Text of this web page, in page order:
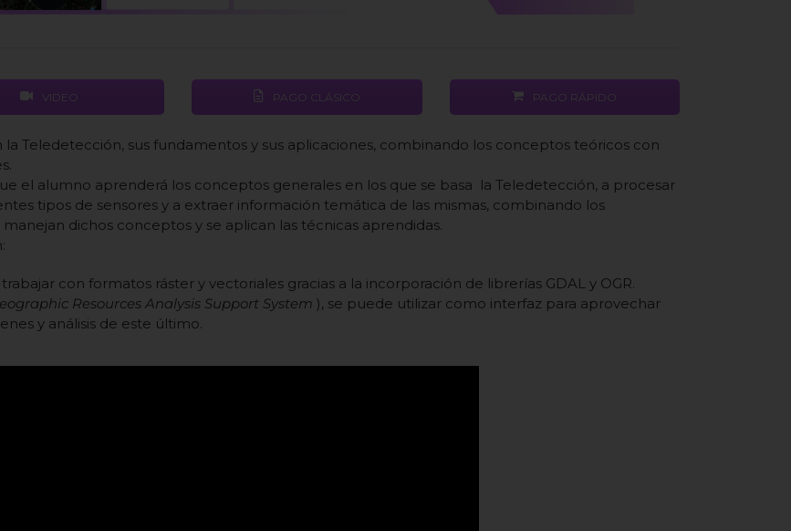
VIDEO PAGO CLÁSICO PAGO RÁPIDO
Teledetección, sus fundamentos y sus aplicaciones, combinando los conceptos teóricos con
el alumno aprenderá los conceptos generales en los que se basa la Teledetección, a procesar
tipos de sensores y a extraer información temática de las mismas, combinando los
dichos conceptos y se aplican las técnicas aprendidas.
con formatos ráster y vectoriales gracias a la incorporación de librerías GDAL y OGR.
Resources Analysis Support System ), se puede utilizar como interfaz para aprovechar
y análisis de este último.